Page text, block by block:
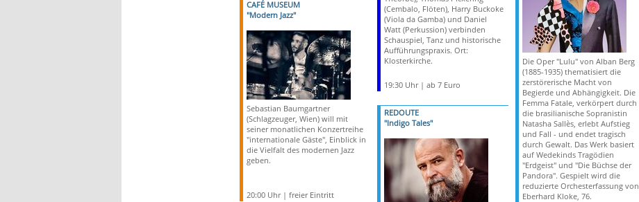
CAFÉ MUSEUM
"Modern Jazz"
Sebastian Baumgartner
(Schlagzeuger, Wien) will mit
seiner monatlichen Konzertreihe
"internationale Gäste", Einblick in
die Vielfalt des modernen Jazz
geben.
20:00 Uhr | freier Eintritt
(Cembalo, Flöten), Harry Buckoke
(Viola da Gamba) und Daniel
Watt (Perkussion) verbinden
Schauspiel, Tanz und historische
Aufführungspraxis. Ort:
Klosterkirche.
19:30 Uhr | ab 7 Euro
REDOUTE
"Indigo Tales"
Die Oper "Lulu" von Alban Berg
(1885-1935) thematisiert die
zerstörerische Macht von
Begierde und Abhängigkeit. Die
Femma Fatale, verkörpert durch
die brasilianische Sopranistin
Natasha Sallès, erlebt Aufstieg
und Fall - und endet tragisch
durch Gewalt. Das Werk basiert
auf Wedekinds Tragödien
"Erdgeist" und "Die Büchse der
Pandora". Gespielt wird die
reduzierte Orchesterfassung von
Eberhard Kloke, 76.